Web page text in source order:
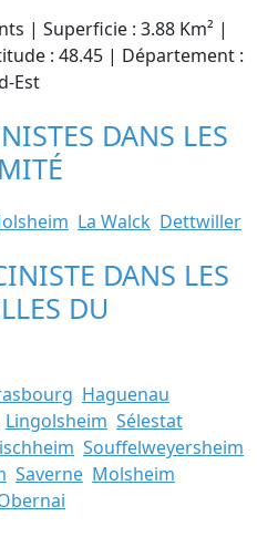
| Superficie : 3.88 Km² |
: 48.45 | Département :
Est
DANS LES
La Walck Dettwiller
DANS LES
DU
Haguenau
Lingolsheim Sélestat
Souffelweyersheim
Saverne Molsheim